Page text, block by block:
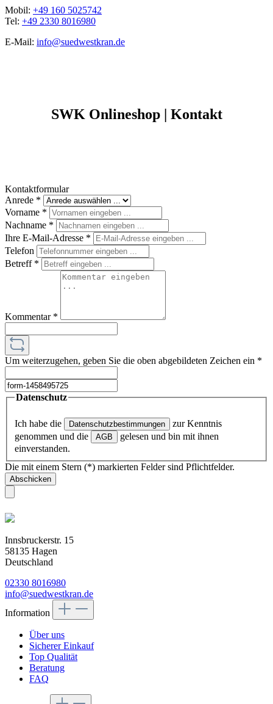
Mobil: +49 160 5025742
Tel: +49 2330 8016980
E-Mail: info@suedwestkran.de
SWK Onlineshop | Kontakt
Kontaktformular
Anrede *
Vorname *
Nachname *
Ihre E-Mail-Adresse *
Telefon
Betreff *
Kommentar *
Um weiterzugehen, geben Sie die oben abgebildeten Zeichen ein *
Datenschutz
Ich habe die Datenschutzbestimmungen
zur Kenntnis
genommen und die
AGB
gelesen und bin mit ihnen
einverstanden.
Die mit einem Stern (*) markierten Felder sind Pflichtfelder.
Abschicken
Innsbruckerstr. 15
58135 Hagen
Deutschland
02330 8016980
info@suedwestkran.de
Information
Über uns
Sicherer Einkauf
Top Qualität
Beratung
FAQ